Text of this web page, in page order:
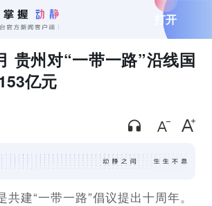
打开
贵州对“一带一路”沿线国
亿元
共建“一带一路”倡议提出十周年。